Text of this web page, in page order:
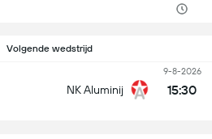
Volgende wedstrijd
NK Aluminij
9-8-2026
15:30